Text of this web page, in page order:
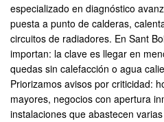
especializado en diagnóstico
puesta a punto de calderas,
circuitos de radiadores. En Sant
importan: la clave es llegar en
quedas sin calefacción o agua
Priorizamos avisos por criticidad:
mayores, negocios con apertura
instalaciones que abastecen